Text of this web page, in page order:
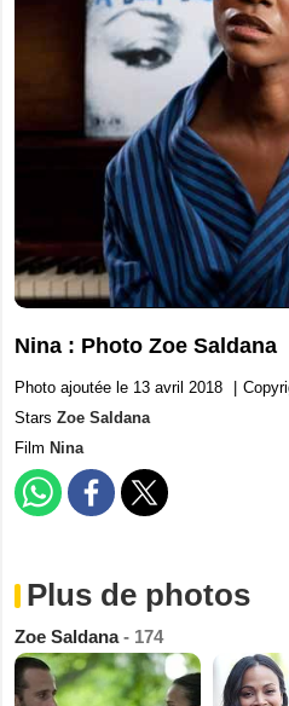
Nina : Photo Zoe Saldana
Photo ajoutée le 13 avril 2018
Stars Zoe Saldana
Film Nina
Plus de photos
Zoe Saldana- 174